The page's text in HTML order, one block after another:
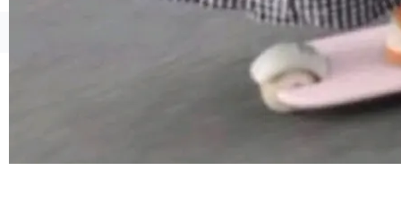
京ICP备2025119063号